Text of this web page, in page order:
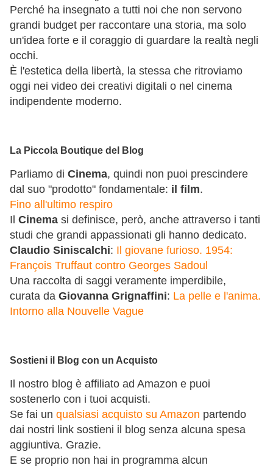
Perché ha insegnato a tutti noi che non servono
grandi budget per raccontare una storia, ma solo
un'idea forte e il coraggio di guardare la realtà negli
occhi.
È l'estetica della libertà, la stessa che ritroviamo
oggi nei video dei creativi digitali o nel cinema
indipendente moderno.
La Piccola Boutique del Blog
Parliamo di Cinema, quindi non puoi prescindere
dal suo "prodotto" fondamentale: il film.
Fino all'ultimo respiro
Il Cinema si definisce, però, anche attraverso i tanti
studi che grandi appassionati gli hanno dedicato.
Claudio Siniscalchi: Il giovane furioso. 1954:
François Truffaut contro Georges Sadoul
Una raccolta di saggi veramente imperdibile,
curata da Giovanna Grignaffini: La pelle e l'anima.
Intorno alla Nouvelle Vague
Sostieni il Blog con un Acquisto
Il nostro blog è affiliato ad Amazon e puoi
sostenerlo con i tuoi acquisti.
Se fai un qualsiasi acquisto su Amazon partendo
dai nostri link sostieni il blog senza alcuna spesa
aggiuntiva. Grazie.
E se proprio non hai in programma alcun